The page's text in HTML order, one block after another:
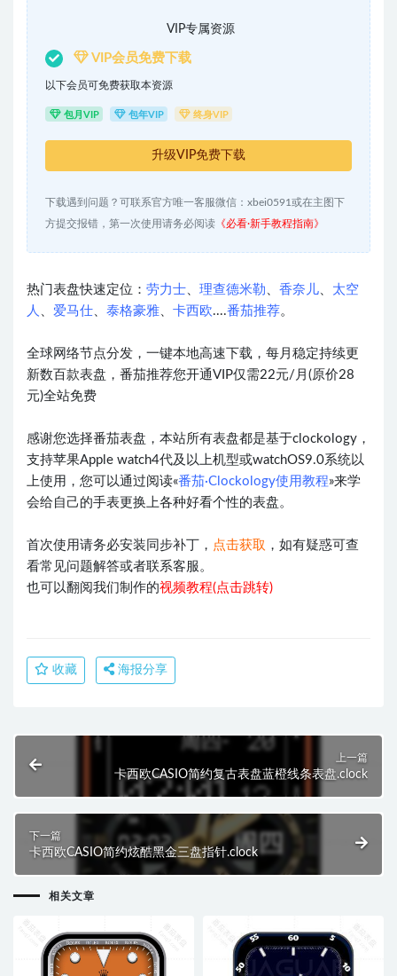
VIP专属资源
VIP会员免费下载
以下会员可免费获取本资源
包月VIP 包年VIP 终身VIP
升级VIP免费下载
下载遇到问题？可联系官方唯一客服微信：xbei0591或在主图下
方提交报错，第一次使用请务必阅读 《必看·新手教程指南》
热门表盘快速定位： 劳力士 理查德米勒 香奈儿
太空
人
爱马仕 泰格豪雅 卡西欧....番茄推荐。
全球网络节点分发，一键本地高速下载，每月稳定持续更
新数百款表盘，番茄推荐您开通VIP仅需22元/月(原价28
元)全站免费
感谢您选择番茄表盘，本站所有表盘都是基于clockology，
支持苹果Apple watch4代及以上机型或watchOS9.0系统以
上使用，您可以通过阅读«番茄·Clockology使用教程»来学
会给自己的手表更换上各种好看个性的表盘。
首次使用请务必安装同步补丁， 点击获取 ，如有疑惑可查
看常见问题解答或者联系客服。
也可以翻阅我们制作的视频教程(点击跳转)
收藏 海报分享
上一篇
卡西欧CASIO简约复古表盘蓝橙线条表盘.clock
下一篇
卡西欧CASIO简约炫酷黑金三盘指针.clock
相关文章